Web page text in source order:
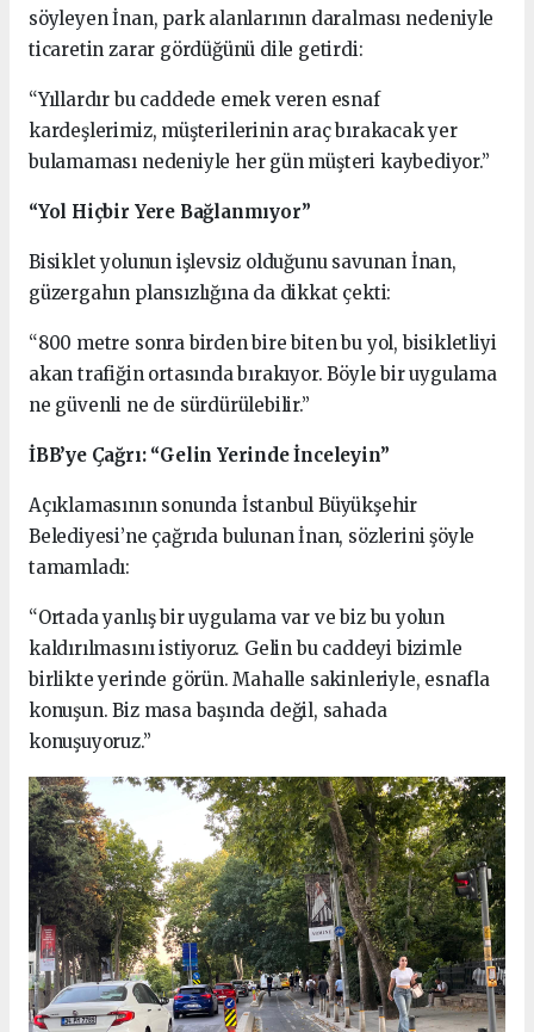
söyleyen İnan, park alanlarının daralması nedeniyle
ticaretin zarar gördüğünü dile getirdi:
“Yıllardır bu caddede emek veren esnaf
kardeşlerimiz, müşterilerinin araç bırakacak yer
bulamaması nedeniyle her gün müşteri kaybediyor.”
“Yol Hiçbir Yere Bağlanmıyor”
Bisiklet yolunun işlevsiz olduğunu savunan İnan,
güzergahın plansızlığına da dikkat çekti:
“800 metre sonra birden bire biten bu yol, bisikletliyi
akan trafiğin ortasında bırakıyor. Böyle bir uygulama
ne güvenli ne de sürdürülebilir.”
İBB’ye Çağrı: “Gelin Yerinde İnceleyin”
Açıklamasının sonunda İstanbul Büyükşehir
Belediyesi’ne çağrıda bulunan İnan, sözlerini şöyle
tamamladı:
“Ortada yanlış bir uygulama var ve biz bu yolun
kaldırılmasını istiyoruz. Gelin bu caddeyi bizimle
birlikte yerinde görün. Mahalle sakinleriyle, esnafla
konuşun. Biz masa başında değil, sahada
konuşuyoruz.”